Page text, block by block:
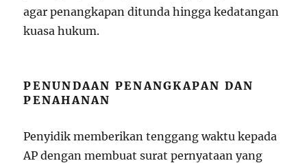
agar penangkapan ditunda hingga kedatangan
kuasa hukum.
PENUNDAAN PENANGKAPAN DAN
PENAHANAN
Penyidik memberikan tenggang waktu kepada
AP dengan membuat surat pernyataan yang